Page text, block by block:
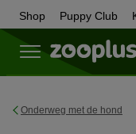
Shop Puppy Club
Onderweg met de hond